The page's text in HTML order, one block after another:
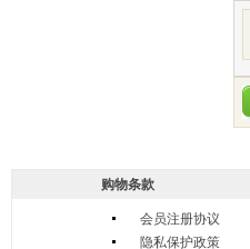
购物条款
会员注册协议
隐私保护政策